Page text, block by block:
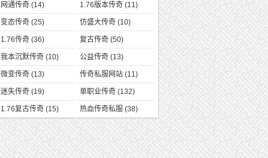
网通传奇 (14) 1.76版本传奇(11)
变态传奇 (25) 仿盛大传奇(10)
1.76传奇 (36) 复古传奇(50)
我本沉默传奇 (10) 公益传奇(13)
微变传奇 (13) 传奇私服网站(11)
迷失传奇 (19) 单职业传奇(132)
1.76复古传奇 (15) 热血传奇私服(38)